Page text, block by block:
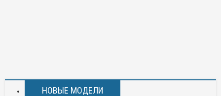
НОВЫЕ МОДЕЛИ